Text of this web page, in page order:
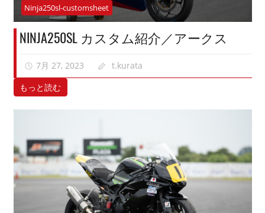
Ninja250sl-customsheet
NINJA250SL カスタム紹介／アークス
7月 27, 2023 t.kurata
もっと読む